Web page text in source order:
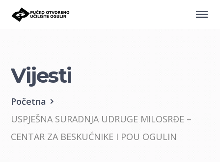
Vijesti
Početna
USPJEŠNA SURADNJA UDRUGE MILOSRĐE –
CENTAR ZA BESKUĆNIKE I POU OGULIN